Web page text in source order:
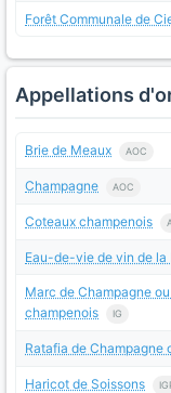
Forêt Communale de
Appellations
Brie de Meaux AOC
Champagne AOC
Coteaux champenois
Eau-de-vie de vin de la
Marc de Champagne
champenois
IG
Ratafia de Champagne
Haricot de Soissons